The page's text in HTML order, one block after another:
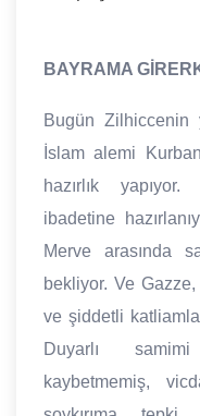
BAYRAMA
Bugün Zilhiccenin
İslam alemi
hazırlık
ibadetine
Merve arasında
bekliyor. Ve Gazze,
ve şiddetli
Duyarlı samimi
kaybetmemiş,